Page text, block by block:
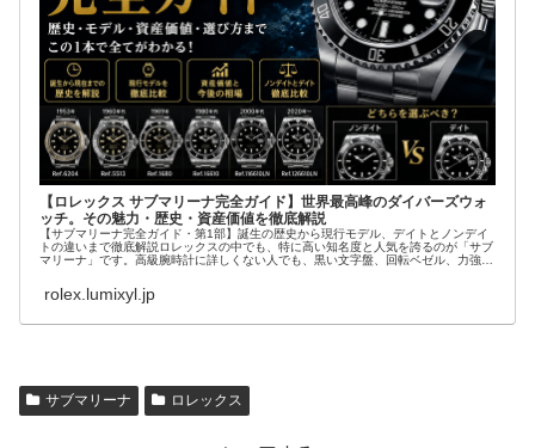
【ロレックス サブマリーナ完全ガイド】世界最高峰のダイバーズウォ
ッチ。その魅力・歴史・資産価値を徹底解説
【サブマリーナ完全ガイド・第1部】誕生の歴史から現行モデル、デイトとノンデイ
トの違いまで徹底解説ロレックスの中でも、特に高い知名度と人気を誇るのが「サブ
マリーナ」です。高級腕時計に詳しくない人でも、黒い文字盤、回転ベゼル、力強い
rolex.lumixyl.jp
サブマリーナ ロレックス